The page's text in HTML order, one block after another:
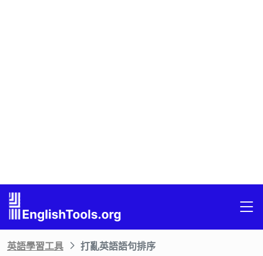
英語學習工具 打亂英語語句排序